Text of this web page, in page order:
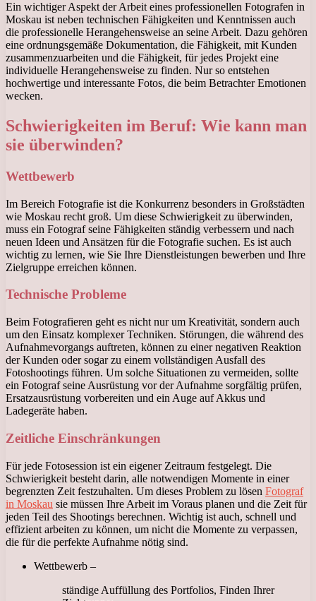
Ein wichtiger Aspekt der Arbeit eines professionellen Fotografen in
Moskau ist neben technischen Fähigkeiten und Kenntnissen auch
die professionelle Herangehensweise an seine Arbeit. Dazu gehören
eine ordnungsgemäße Dokumentation, die Fähigkeit, mit Kunden
zusammenzuarbeiten und die Fähigkeit, für jedes Projekt eine
individuelle Herangehensweise zu finden. Nur so entstehen
hochwertige und interessante Fotos, die beim Betrachter Emotionen
wecken.
Schwierigkeiten im Beruf: Wie kann man
sie überwinden?
Wettbewerb
Im Bereich Fotografie ist die Konkurrenz besonders in Großstädten
wie Moskau recht groß. Um diese Schwierigkeit zu überwinden,
muss ein Fotograf seine Fähigkeiten ständig verbessern und nach
neuen Ideen und Ansätzen für die Fotografie suchen. Es ist auch
wichtig zu lernen, wie Sie Ihre Dienstleistungen bewerben und Ihre
Zielgruppe erreichen können.
Technische Probleme
Beim Fotografieren geht es nicht nur um Kreativität, sondern auch
um den Einsatz komplexer Techniken. Störungen, die während des
Aufnahmevorgangs auftreten, können zu einer negativen Reaktion
der Kunden oder sogar zu einem vollständigen Ausfall des
Fotoshootings führen. Um solche Situationen zu vermeiden, sollte
ein Fotograf seine Ausrüstung vor der Aufnahme sorgfältig prüfen,
Ersatzausrüstung vorbereiten und ein Auge auf Akkus und
Ladegeräte haben.
Zeitliche Einschränkungen
Für jede Fotosession ist ein eigener Zeitraum festgelegt. Die
Schwierigkeit besteht darin, alle notwendigen Momente in einer
begrenzten Zeit festzuhalten. Um dieses Problem zu lösen Fotograf
in Moskau sie müssen Ihre Arbeit im Voraus planen und die Zeit für
jeden Teil des Shootings berechnen. Wichtig ist auch, schnell und
effizient arbeiten zu können, um nicht die Momente zu verpassen,
die für die perfekte Aufnahme nötig sind.
Wettbewerb –
ständige Auffüllung des Portfolios, Finden Ihrer